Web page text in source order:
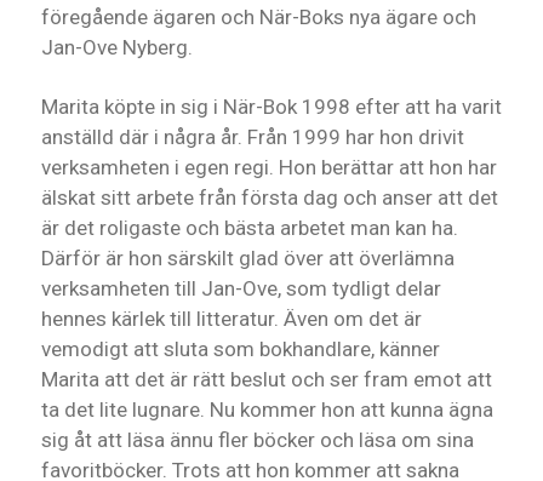
föregående ägaren och När-Boks nya ägare och
Jan-Ove Nyberg.
Marita köpte in sig i När-Bok 1998 efter att ha varit
anställd där i några år. Från 1999 har hon drivit
verksamheten i egen regi. Hon berättar att hon har
älskat sitt arbete från första dag och anser att det
är det roligaste och bästa arbetet man kan ha.
Därför är hon särskilt glad över att överlämna
verksamheten till Jan-Ove, som tydligt delar
hennes kärlek till litteratur. Även om det är
vemodigt att sluta som bokhandlare, känner
Marita att det är rätt beslut och ser fram emot att
ta det lite lugnare. Nu kommer hon att kunna ägna
sig åt att läsa ännu fler böcker och läsa om sina
favoritböcker. Trots att hon kommer att sakna